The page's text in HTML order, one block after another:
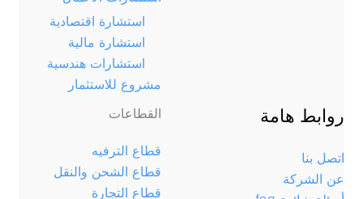
استشارة اقتصادية
استشارة مالية
استشارات هندسية
مشروع للاستثمار
روابط هامة
اتصل بنا
عن الشركة
القطاعات
قطاع الترفيه
قطاع الشحن والنقل
قطاع التجارة